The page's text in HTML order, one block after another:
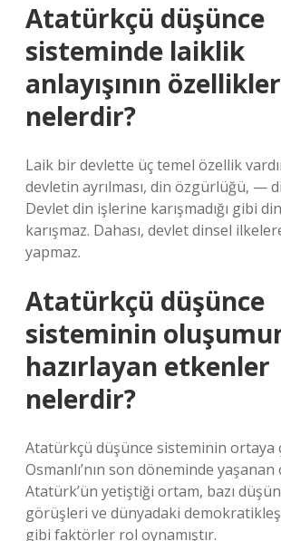
Atatürkçü düşünce
sisteminde laiklik
anlayışının
nelerdir?
Laik bir devlette üç temel özellik
devletin ayrılması, din özgürlüğü, —
Devlet din işlerine karışmadığı gibi
karışmaz. Dahası, devlet dinsel
yapmaz.
Atatürkçü düşünce
sisteminin
hazırlayan etkenler
nelerdir?
Atatürkçü düşünce sisteminin ortaya
Osmanlı’nın son döneminde
Atatürk’ün yetiştiği ortam, bazı
görüşleri ve dünyadaki
gibi faktörler rol oynamıştır.